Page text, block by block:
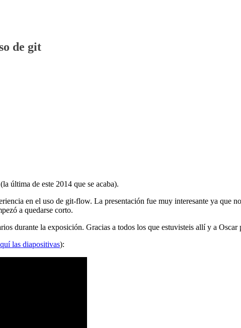
de git
(la última de este 2014 que se acaba).
en el uso de git-flow. La presentación fue muy interesante ya que
a quedarse corto.
durante la exposición. Gracias a todos los que estuvisteis allí y a Oscar
las diapositivas):